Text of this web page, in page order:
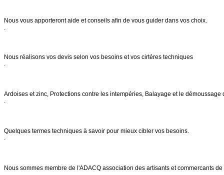
Nous vous apporteront aide et conseils afin de vous guider dans vos choix.
Nous réalisons vos devis selon vos besoins et vos cirtéres techniques
.
Ardoises et zinc, Protections contre les intempéries, Balayage et le
.
Quelques termes techniques à savoir pour mieux cibler vos besoins.
.
Nous sommes membre de l'ADACQ association des artisants et commercants